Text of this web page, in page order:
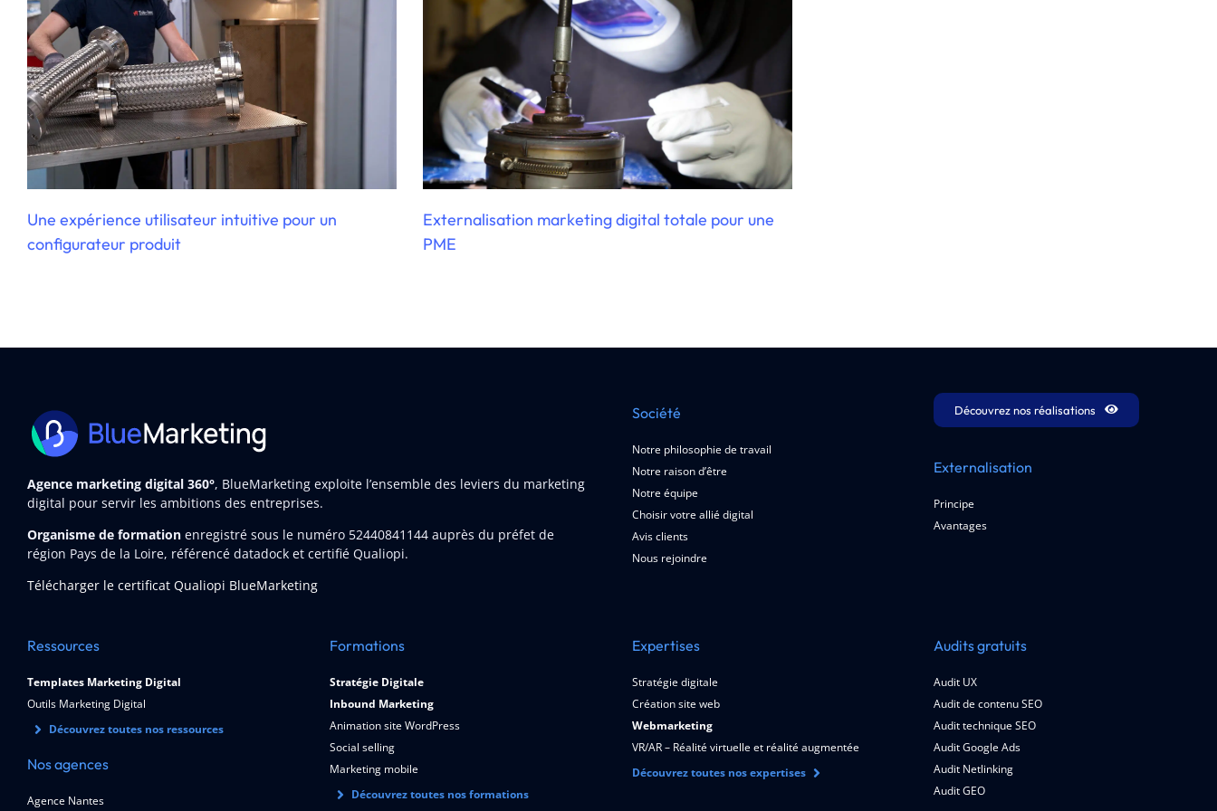
Une expérience utilisateur intuitive pour un
configurateur produit
Externalisation marketing digital totale pour une
PME
Agence marketing digital 360°, BlueMarketing exploite l’ensemble des leviers du marketing
digital pour servir les ambitions des entreprises.
Organisme de formation enregistré sous le numéro 52440841144auprès du préfet de
région Pays de la Loire, référencé datadock et certifié Qualiopi.
Télécharger le certificat Qualiopi BlueMarketing
Société
Notre philosophie de travail
Notre raison d’être
Notre équipe
Choisir votre allié digital
Avis clients
Nous rejoindre
Découvrez nos réalisations
Externalisation
Principe
Avantages
Ressources
Templates Marketing Digital
Outils Marketing Digital
Découvrez toutes nos ressources
Nos agences
Agence Nantes
Formations
Stratégie Digitale
Inbound Marketing
Animation site WordPress
Social selling
Marketing mobile
Découvrez toutes nos formations
Expertises
Stratégie digitale
Création site web
Webmarketing
VR/AR – Réalité virtuelle et réalité augmentée
Découvrez toutes nos expertises
Audits gratuits
Audit UX
Audit de contenu SEO
Audit technique SEO
Audit Google Ads
Audit Netlinking
Audit GEO